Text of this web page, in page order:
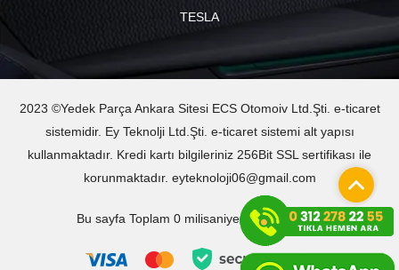
TESLA
2023 ©Yedek Parça Ankara Sitesi ECS Otomoiv Ltd.Şti. e-ticaret
sistemidir. Ey Teknolji Ltd.Şti. e-ticaret sistemi alt yapısı
kullanmaktadır. Kredi kartı bilgileriniz 256Bit SSL sertifikası ile
korunmaktadır. eyteknoloji06@gmail.com
Bu sayfa Toplam 0 milisaniyede oluşturuldu.